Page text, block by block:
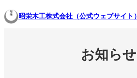
容
を
昭栄木工株式会社（公式ウェブサイト）
お知らせ